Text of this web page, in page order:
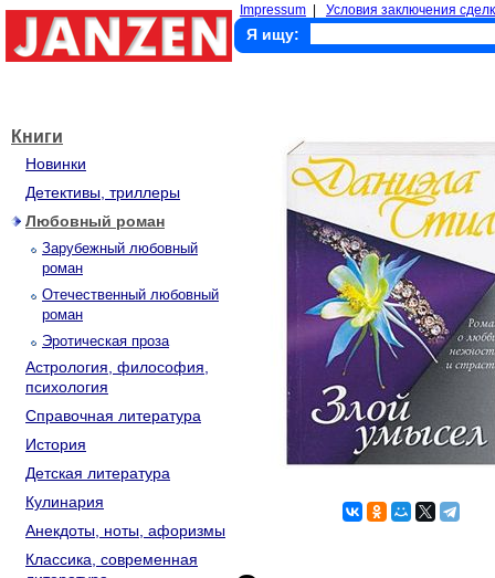
Impressum Условия заключения
Я ищу:
Книги
Новинки
Детективы, триллеры
Любовный роман
Зарубежный любовный
роман
Отечественный любовный
роман
Эротическая проза
Астрология, философия,
психология
Справочная литература
История
Детская литература
Кулинария
Анекдоты, ноты, афоризмы
Классика, современная